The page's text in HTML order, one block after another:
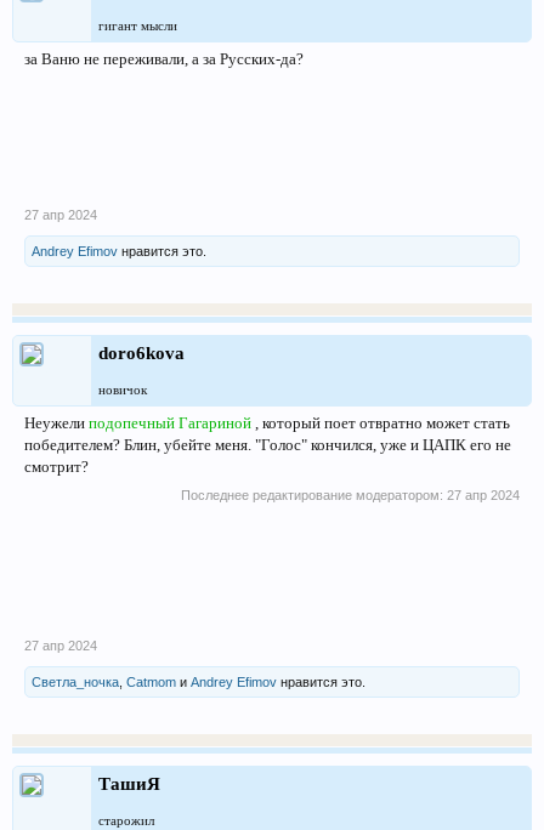
гигант мысли
за Ваню не переживали, а за Русских-да?
27 апр 2024
Andrey Efimov нравится это.
doro6kova
новичок
Неужели подопечный Гагариной , который поет отвратно может стать
победителем? Блин, убейте меня. "Голос" кончился, уже и ЦАПК его не
смотрит?
Последнее редактирование модератором: 27 апр 2024
27 апр 2024
Светла_ночка Catmom и Andrey Efimov нравится это.
ТашиЯ
старожил